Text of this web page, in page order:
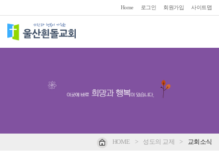
Home 로그인 회원가입 사이트맵
HOME > 성도의 교제 > 교회소식